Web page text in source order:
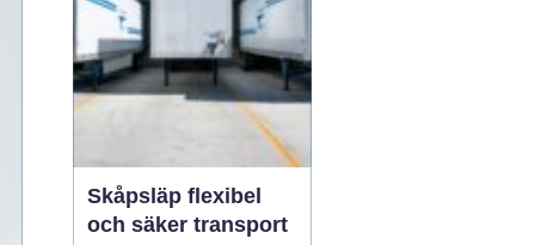
situationer är
slamsugning en t...
Skåpsläp flexibel
och säker transport